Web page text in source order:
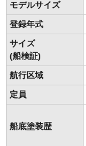
モデルサイズ
登録年式
サイズ
(船検証)
航行区域
定員
船底塗装歴